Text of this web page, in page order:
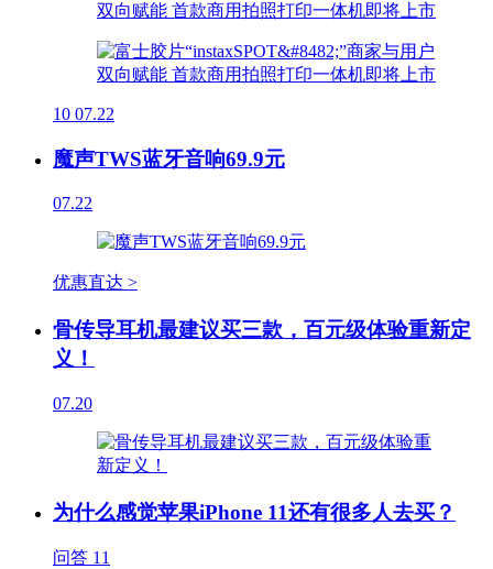
10 07.22
魔声TWS蓝牙音响69.9元
07.22
优惠直达 >
骨传导耳机最建议买三款，百元级体验重新定
义！
07.20
为什么感觉苹果iPhone 11还有很多人去买？
问答 11